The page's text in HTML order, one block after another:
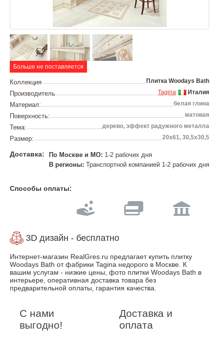
Больше не поставляется
Коллекция Плитка Woodays Bath
Производитель Италия
Tagina
Материал: белая глина
Поверхность: матовая
Тема: дерево, эффект радужного металла
Размер: 20х61, 30,5х30,5
Доставка: По Москве и МО: 1-2 рабочих дня
В регионы: Транспортной компанией 1-2 рабочих дня
Способы оплаты:
3D дизайн - бесплатно
Интернет-магазин RealGres.ru предлагает купить плитку
Woodays Bath от фабрики Tagina недорого в Москве. К
вашим услугам - низкие цены, фото плитки Woodays Bath в
интерьере, оперативная доставка товара без
предварительной оплаты, гарантия качества.
С нами
выгодно!
Доставка и
оплата